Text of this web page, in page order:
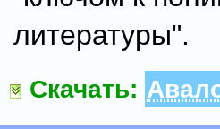
литературы".
Скачать: